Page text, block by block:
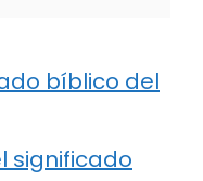
bíblico del
significado